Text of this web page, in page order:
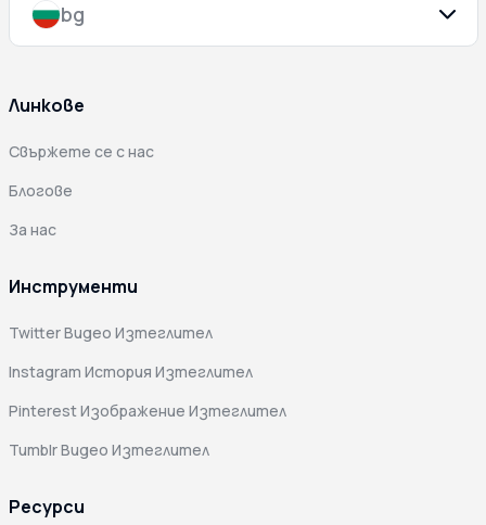
bg
Линкове
Свържете се с нас
Блогове
За нас
Инструменти
Twitter Видео Изтеглител
Instagram История Изтеглител
Pinterest Изображение Изтеглител
Tumblr Видео Изтеглител
Ресурси